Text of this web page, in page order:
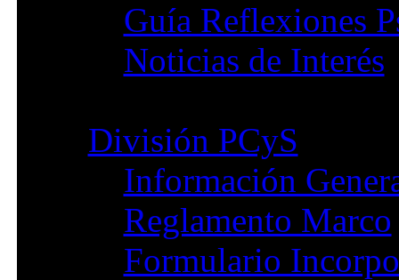
Guía Reflexiones
Noticias de Interés
División PCyS
Información
Reglamento Marco
Formulario